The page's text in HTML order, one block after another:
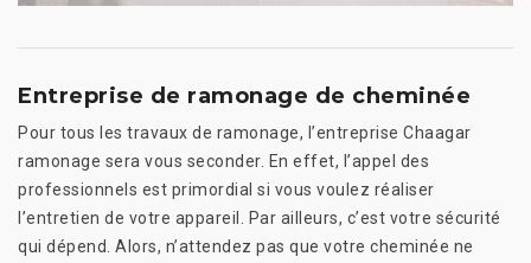
Entreprise de ramonage de cheminée
Pour tous les travaux de ramonage, l’entreprise Chaagar
ramonage sera vous seconder. En effet, l’appel des
professionnels est primordial si vous voulez réaliser
l’entretien de votre appareil. Par ailleurs, c’est votre sécurité
qui dépend. Alors, n’attendez pas que votre cheminée ne